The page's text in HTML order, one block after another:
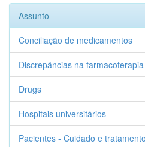
Assunto
Conciliação de medicamentos
Discrepâncias na farmacoterapia
Drugs
Hospitais universitários
Pacientes - Cuidado e tratamento